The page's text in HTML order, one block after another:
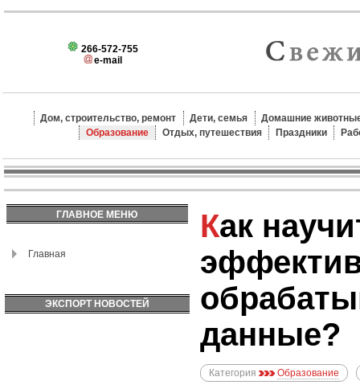
266-572-755
e-mail
Дом, строительство, ремонт Дети, семья
Домашние
Образование
Отдых, путешествия Праздники
ГЛАВНОЕ МЕНЮ
Главная
ЭКСПОРТ НОВОСТЕЙ
Как научиться
данные?
Категория Образование